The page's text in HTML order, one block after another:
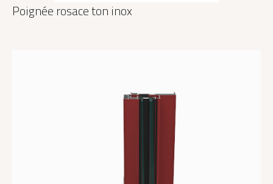
Poignée rosace ton inox